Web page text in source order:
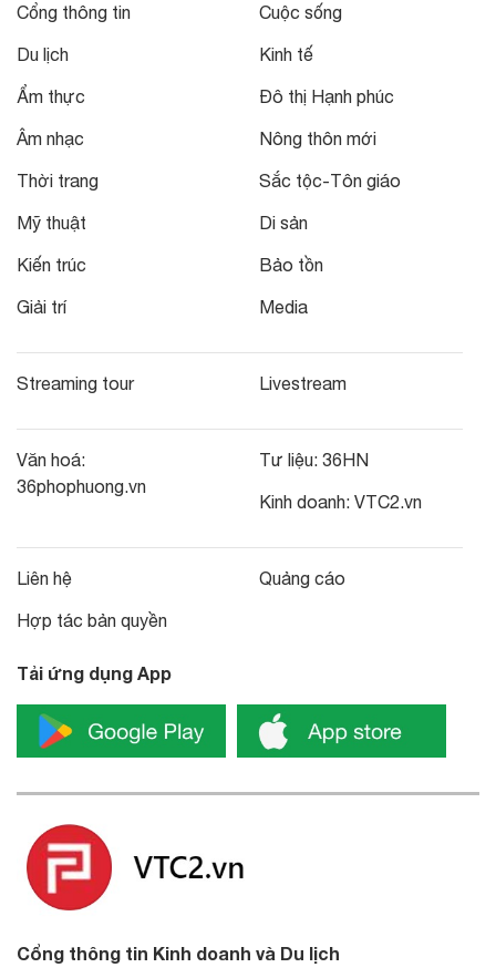
Cổng thông tin
Du lịch
Ẩm thực
Âm nhạc
Thời trang
Mỹ thuật
Kiến trúc
Giải trí
Cuộc sống
Kinh tế
Đô thị Hạnh phúc
Nông thôn mới
Sắc tộc-Tôn giáo
Di sản
Bảo tồn
Media
Streaming tour Livestream
Văn hoá:
36phophuong.vn
Tư liệu: 36HN
Kinh doanh: VTC2.vn
Liên hệ
Hợp tác bản quyền
Quảng cáo
Tải ứng dụng App
Cổng thông tin Kinh doanh và Du lịch